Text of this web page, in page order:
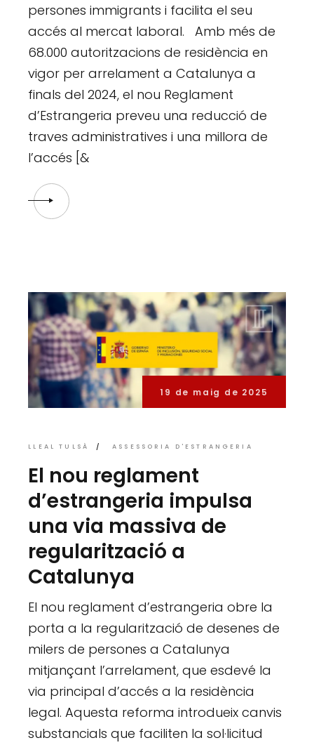
persones immigrants i facilita el seu
accés al mercat laboral. Amb més de
68.000 autoritzacions de residència en
vigor per arrelament a Catalunya a
finals del 2024, el nou Reglament
d’Estrangeria preveu una reducció de
traves administratives i una millora de
l’accés [&
19 de maig de 2025
LLEAL TULSÀ ASSESSORIA D'ESTRANGERIA
El nou reglament
d’estrangeria impulsa
una via massiva de
regularització a
Catalunya
El nou reglament d’estrangeria obre la
porta a la regularització de desenes de
milers de persones a Catalunya
mitjançant l’arrelament, que esdevé la
via principal d’accés a la residència
legal. Aquesta reforma introdueix canvis
substancials que faciliten la sol·licitud